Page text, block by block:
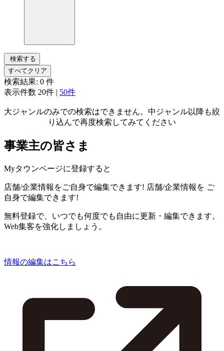
検索する
すべてクリア
検索結果: 0 件
表示件数 20件 | 50件
大ジャンルのみでの検索はできません。中ジャンル以降も絞
り込んで再度検索してみてください
事業主の皆さま
Myタウンページに登録すると
店舗/企業情報をご自身で編集できます! 店舗/企業情報を ご
自身で編集できます!
無料登録で、いつでも何度でも自由に更新・編集できます。
Web集客を強化しましょう。
情報の編集はこちら